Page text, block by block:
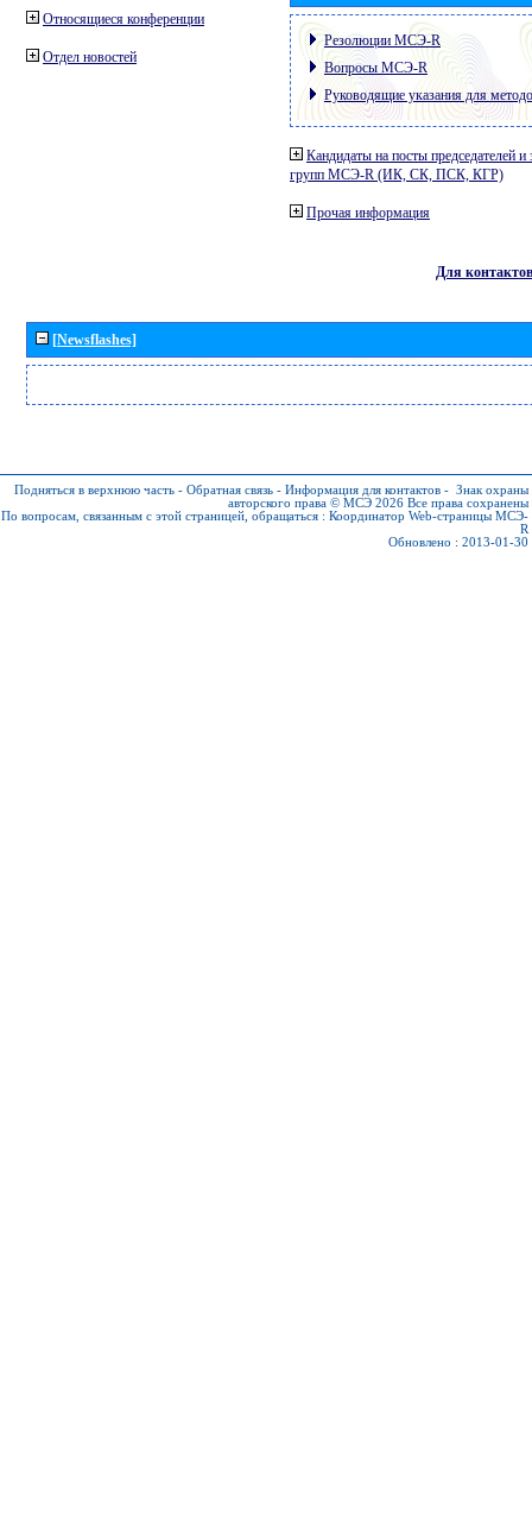
Относящиеся конференции
Отдел новостей
Резолюции МСЭ-R
Вопросы МСЭ-R
Руководящие указания для
Кандидаты на посты председателей и
групп МСЭ-R (ИК, СК, ПСК, КГР)
Прочая информация
Для контактов
[Newsflashes]
Подняться в верхнюю часть - Обратная связь - Информация для контактов - Знак охраны
авторского права © МСЭ 2026 Все права сохранены
По вопросам, связанным с этой страницей, обращаться : Координатор Web-страницы МСЭ-
R
Обновлено : 2013-01-30